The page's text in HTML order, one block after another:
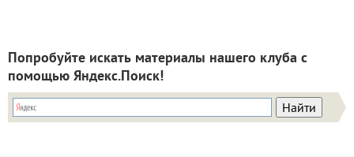
Попробуйте искать материалы нашего клуба с
помощью Яндекс.Поиск!